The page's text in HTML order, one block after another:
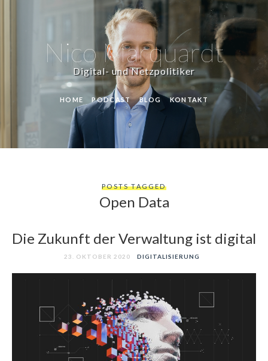
Nico Marquardt
Digital- und Netzpolitiker
HOME PODCAST BLOG KONTAKT
POSTS TAGGED
Open Data
Die Zukunft der Verwaltung ist digital
23. OKTOBER 2020 DIGITALISIERUNG